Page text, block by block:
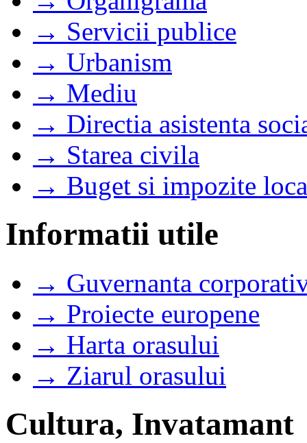
→ Servicii publice
→ Urbanism
→ Mediu
→ Directia asistenta
→ Starea civila
→ Buget si impozite
Informatii utile
→ Guvernanta
→ Proiecte europene
→ Harta orasului
→ Ziarul orasului
Cultura, Invatamant